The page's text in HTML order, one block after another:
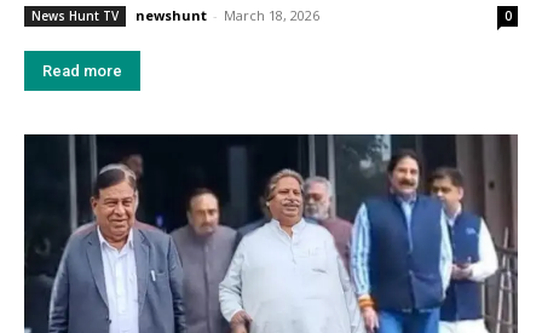
News Hunt TV newshunt - March 18, 2026 0
Read more